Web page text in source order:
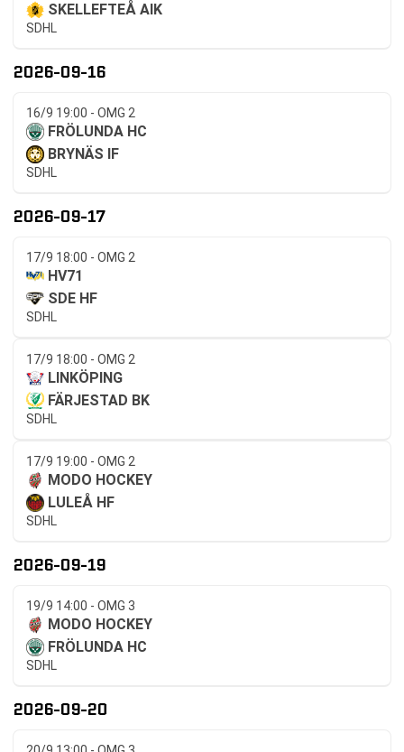
SKELLEFTEÅ AIK
SDHL
2026-09-16
16/9 19:00 - OMG 2
FRÖLUNDA HC
BRYNÄS IF
SDHL
2026-09-17
17/9 18:00 - OMG 2
HV71
SDE HF
SDHL
17/9 18:00 - OMG 2
LINKÖPING
FÄRJESTAD BK
SDHL
17/9 19:00 - OMG 2
MODO HOCKEY
LULEÅ HF
SDHL
2026-09-19
19/9 14:00 - OMG 3
MODO HOCKEY
FRÖLUNDA HC
SDHL
2026-09-20